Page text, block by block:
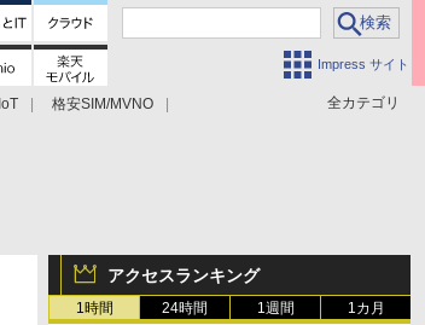
Impress サイト
全カテゴリ
IoT
格安SIM/MVNO
アクセスランキング
1時間 24時間 1週間 1カ月